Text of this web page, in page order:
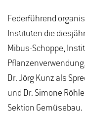
Federführend
Instituten die
Mibus-Schoppe,
Dr. Jörg Kunz als
und Dr. Simone
Sektion Gemüsebau.